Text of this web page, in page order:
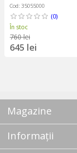
Cod: 35055000
(0)
În stoc
760 lei
645 lei
Magazine
Informații